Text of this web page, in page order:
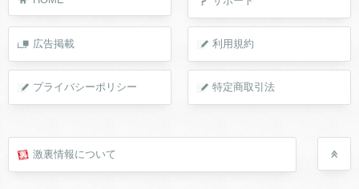
広告掲載 利用規約
プライバシーポリシー 特定商取引法
激裏情報について